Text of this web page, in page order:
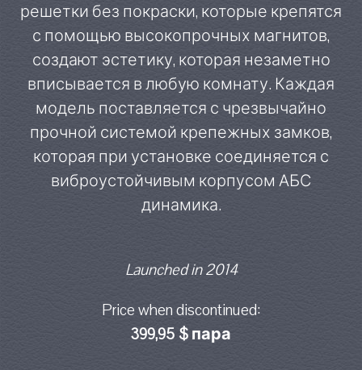
решетки без покраски, которые крепятся
с помощью высокопрочных магнитов,
создают эстетику, которая незаметно
вписывается в любую комнату. Каждая
модель поставляется с чрезвычайно
прочной системой крепежных замков,
которая при установке соединяется с
виброустойчивым корпусом АБС
динамика.
Launched in 2014
Price when discontinued:
399,95 $ пара